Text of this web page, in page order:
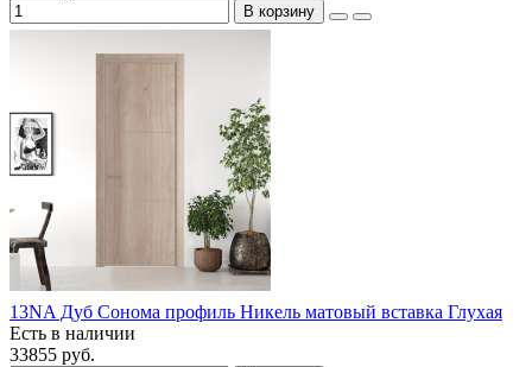
В корзину
13NA Дуб Сонома профиль Никель матовый вставка Глухая
Есть в наличии
33855 руб.